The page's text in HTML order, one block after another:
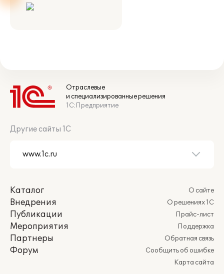
Отраслевые
и специализированные решения
1С:Предприятие
Другие сайты 1С
Каталог
Внедрения
Публикации
Мероприятия
Партнеры
Форум
О сайте
О решениях 1С
Прайс-лист
Поддержка
Обратная связь
Сообщить об ошибке
Карта сайта